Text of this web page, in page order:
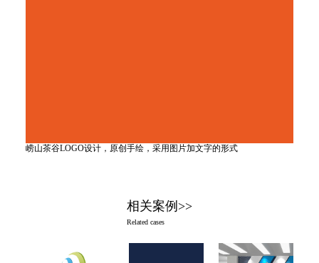
崂山茶谷LOGO设计，原创手绘，采用图片加文字的形式
相关案例>>
Related cases